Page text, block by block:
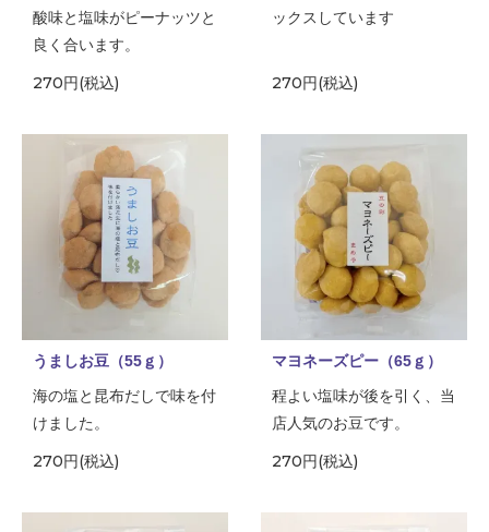
酸味と塩味がピーナッツと
良く合います。
270円(税込)
ックスしています
270円(税込)
うましお豆（55ｇ）
海の塩と昆布だしで味を付
けました。
270円(税込)
マヨネーズピー（65ｇ）
程よい塩味が後を引く、当
店人気のお豆です。
270円(税込)